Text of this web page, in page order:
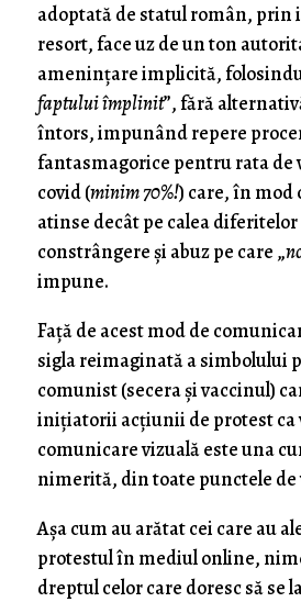
adoptată de statul român, prin
resort, face uz de un ton
ameninţare implicită,
faptului împlinit”, fără
întors, impunând repere
fantasmagorice pentru rata de
covid (minim 70%!) care, în mod
atinse decât pe calea
constrângere şi abuz pe care „
impune.
Faţă de acest mod de
sigla reimaginată a simbolului
comunist (secera şi vaccinul)
iniţiatorii acţiunii de protest ca
comunicare vizuală este una
nimerită, din toate punctele de
Aşa cum au arătat cei care au
protestul în mediul online,
dreptul celor care doresc să se